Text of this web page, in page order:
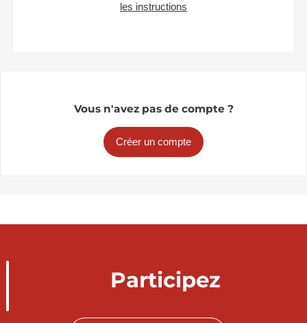
les instructions
Vous n'avez pas de compte ?
Créer un compte
Participez